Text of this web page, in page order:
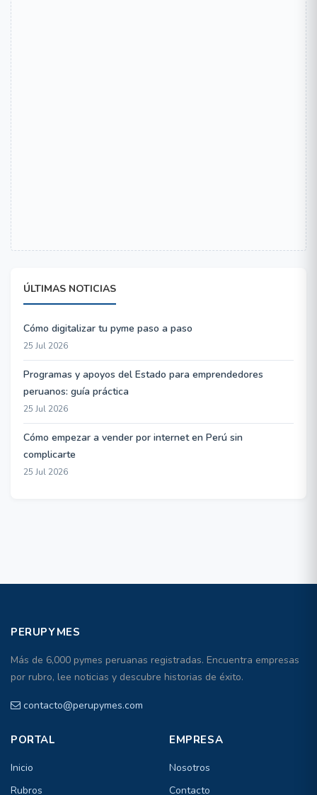
ÚLTIMAS NOTICIAS
Cómo digitalizar tu pyme paso a paso
25 Jul 2026
Programas y apoyos del Estado para emprendedores
peruanos: guía práctica
25 Jul 2026
Cómo empezar a vender por internet en Perú sin
complicarte
25 Jul 2026
PERUPYMES
Más de 6,000 pymes peruanas registradas. Encuentra empresas
por rubro, lee noticias y descubre historias de éxito.
contacto@perupymes.com
PORTAL
Inicio
Rubros
EMPRESA
Nosotros
Contacto